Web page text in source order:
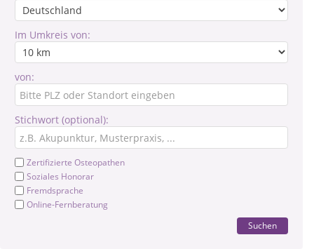
Im Umkreis von:
von:
Stichwort (optional):
Zertifizierte Osteopathen
Soziales Honorar
Fremdsprache
Online-Fernberatung
Suchen